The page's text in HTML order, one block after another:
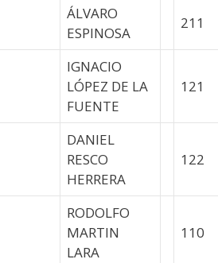
ÁLVARO
ESPINOSA
211
IGNACIO
LÓPEZ DE LA
FUENTE
121
DANIEL
RESCO
HERRERA
122
RODOLFO
MARTIN
LARA
110